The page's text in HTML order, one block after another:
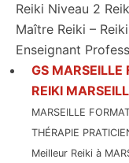
Reiki Niveau 2
Maître Reiki –
Enseignant
GS MARSEILLE
REIKI
MARSEILLE
THÉRAPIE
Meilleur Reiki à